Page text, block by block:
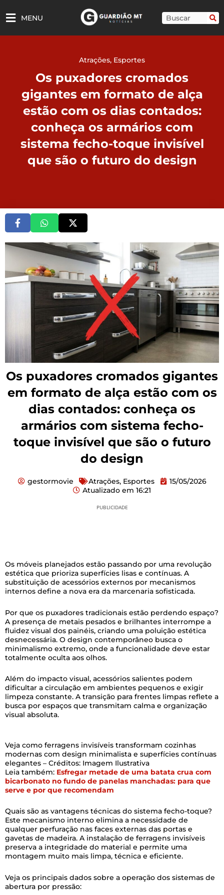
para
MENU Pesquisar
Atrações, Esportes
Os puxadores cromados
gigantes em formato de alça
estão com os dias contados:
conheça os armários com
sistema fecho-toque invisível
que são o futuro do design
Os puxadores cromados gigantes
em formato de alça estão com os
dias contados: conheça os
armários com sistema fecho-
toque invisível que são o futuro
do design
gestormovie Atrações, Esportes
15/05/2026
Atualizado em 16:21
PUBLICIDADE
Os móveis planejados estão passando por uma revolução
estética que prioriza superfícies lisas e contínuas. A
substituição de acessórios externos por mecanismos
internos define a nova era da marcenaria sofisticada.
Por que os puxadores tradicionais estão perdendo espaço?
A presença de metais pesados e brilhantes interrompe a
fluidez visual dos painéis, criando uma poluição estética
desnecessária. O design contemporâneo busca o
minimalismo extremo, onde a funcionalidade deve estar
totalmente oculta aos olhos.
Além do impacto visual, acessórios salientes podem
dificultar a circulação em ambientes pequenos e exigir
limpeza constante. A transição para frentes limpas reflete a
busca por espaços que transmitam calma e organização
visual absoluta.
Veja como ferragens invisíveis transformam cozinhas
modernas com design minimalista e superfícies contínuas
elegantes – Créditos: Imagem Ilustrativa
Leia também: Esfregar metade de uma batata crua com
bicarbonato no fundo de panelas manchadas: para que
serve e por que recomendam
Quais são as vantagens técnicas do sistema fecho-toque?
Este mecanismo interno elimina a necessidade de
qualquer perfuração nas faces externas das portas e
gavetas de madeira. A instalação de ferragens invisíveis
preserva a integridade do material e permite uma
montagem muito mais limpa, técnica e eficiente.
Veja os principais dados sobre a operação dos sistemas de
abertura por pressão: